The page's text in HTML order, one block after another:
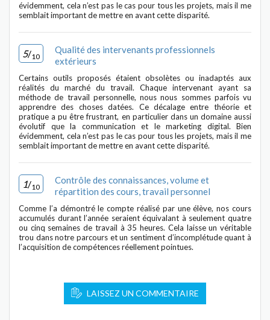
évidemment, cela n’est pas le cas pour tous les projets, mais il me
semblait important de mettre en avant cette disparité.
5/10
Qualité des intervenants professionnels
extérieurs
Certains outils proposés étaient obsolètes ou inadaptés aux
réalités du marché du travail. Chaque intervenant ayant sa
méthode de travail personnelle, nous nous sommes parfois vu
apprendre des choses datées. Ce décalage entre théorie et
pratique a pu être frustrant, en particulier dans un domaine aussi
évolutif que la communication et le marketing digital. Bien
évidemment, cela n’est pas le cas pour tous les projets, mais il me
semblait important de mettre en avant cette disparité.
1/10
Contrôle des connaissances, volume et
répartition des cours, travail personnel
Comme l’a démontré le compte réalisé par une élève, nos cours
accumulés durant l’année seraient équivalant à seulement quatre
ou cinq semaines de travail à 35 heures. Cela laisse un véritable
trou dans notre parcours et un sentiment d’incomplétude quant à
l’acquisition de compétences réellement pointues.
LAISSEZ UN COMMENTAIRE